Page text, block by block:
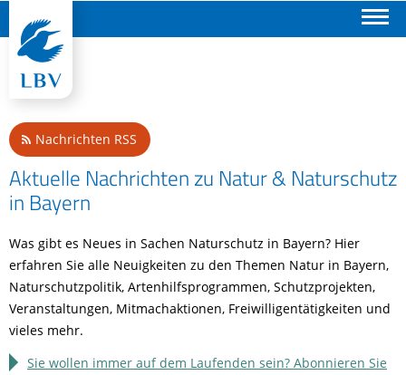
Nachrichten RSS
Aktuelle Nachrichten zu Natur & Naturschutz
in Bayern
Was gibt es Neues in Sachen Naturschutz in Bayern? Hier
erfahren Sie alle Neuigkeiten zu den Themen Natur in Bayern,
Naturschutzpolitik, Artenhilfsprogrammen, Schutzprojekten,
Veranstaltungen, Mitmachaktionen, Freiwilligentätigkeiten und
vieles mehr.
Sie wollen immer auf dem Laufenden sein? Abonnieren Sie